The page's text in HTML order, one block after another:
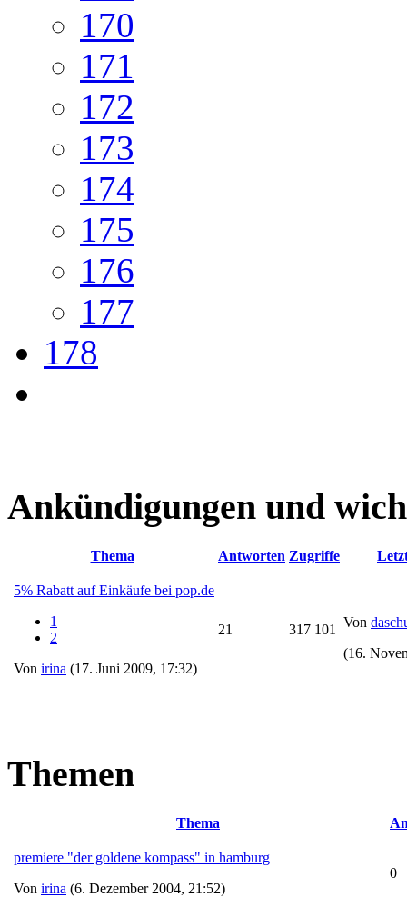
170
171
172
173
174
175
176
177
178
Ankündigungen und
Thema Antworten Zugriffe
5% Rabatt auf Einkäufe bei pop.de
1
2
Von irina (17. Juni 2009, 17:32)
21 317 101 Von
(16.
Themen
Thema
premiere "der goldene kompass" in hamburg
Von irina (6. Dezember 2004, 21:52)
0